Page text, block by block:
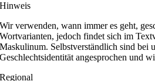
Hinweis
Wir verwenden, wann immer es geht,
Wortvarianten, jedoch findet sich im
Maskulinum. Selbstverständlich sind bei
Geschlechtsidentität angesprochen und
Regional